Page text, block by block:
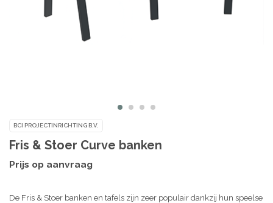
BCI PROJECTINRICHTING B.V.
Fris & Stoer Curve banken
Prijs op aanvraag
De Fris & Stoer banken en tafels zijn zeer populair dankzij hun speelse